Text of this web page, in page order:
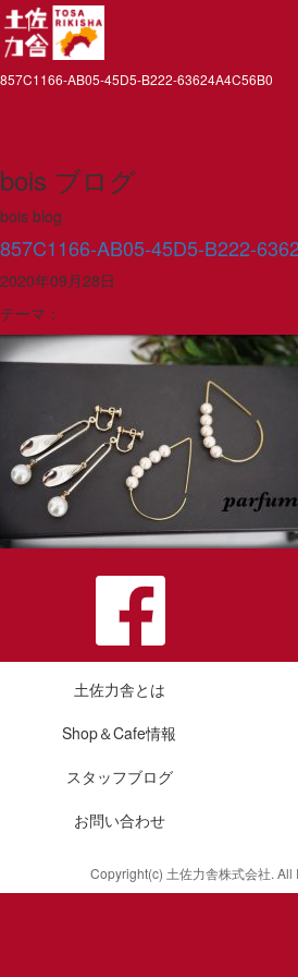
857C1166-AB05-45D5-B222-63624A4C56B0
bois ブログ
bois blog
857C1166-AB05-45D5-B222-
2020年09月28日
テーマ：
土佐力舎とは
Shop＆Cafe情報
スタッフブログ
お問い合わせ
Copyright(c) 土佐力舎株式会社. All